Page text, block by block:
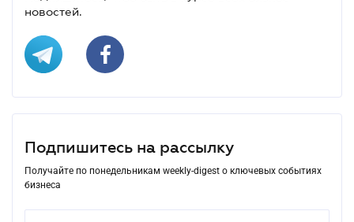
новостей.
Подпишитесь на рассылку
Получайте по понедельникам weekly-digest о ключевых событиях
бизнеса